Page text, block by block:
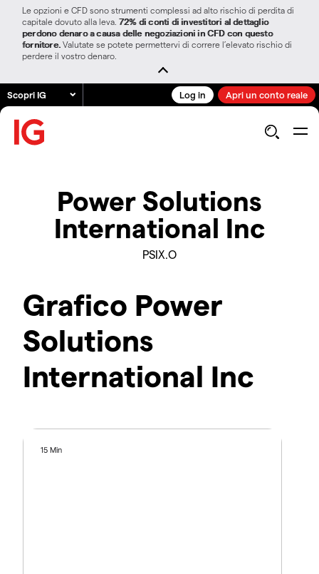
Le opzioni e CFD sono strumenti complessi ad alto rischio di perdita di
capitale dovuto alla leva. 72% di conti di investitori al dettaglio
perdono denaro a causa delle negoziazioni in CFD con questo
fornitore. Valutate se potete permettervi di correre l’elevato rischio di
perdere il vostro denaro.
Scopri IG Log in Apri un conto reale
Power Solutions
International Inc
PSIX.O
Grafico Power
Solutions
International Inc
15 Min